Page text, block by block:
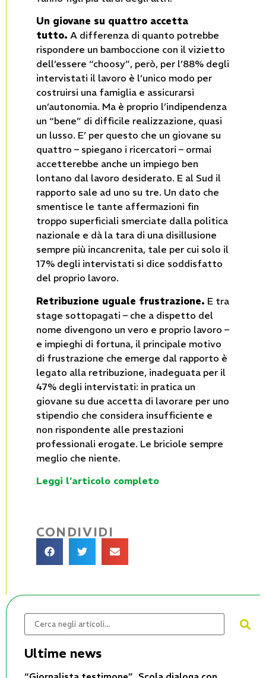
Un giovane su quattro accetta
tutto. A differenza di quanto potrebbe
rispondere un bamboccione con il vizietto
dell’essere “choosy”, però, per l’88% degli
intervistati il lavoro è l’unico modo per
costruirsi una famiglia e assicurarsi
un’autonomia. Ma è proprio l’indipendenza
un “bene” di difficile realizzazione, quasi
un lusso. E’ per questo che un giovane su
quattro – spiegano i ricercatori – ormai
accetterebbe anche un impiego ben
lontano dal lavoro desiderato. E al Sud il
rapporto sale ad uno su tre. Un dato che
smentisce le tante affermazioni fin
troppo superficiali smerciate dalla politica
nazionale e dà la tara di una disillusione
sempre più incancrenita, tale per cui solo il
17% degli intervistati si dice soddisfatto
del proprio lavoro.
Retribuzione uguale frustrazione. E tra
stage sottopagati – che a dispetto del
nome divengono un vero e proprio lavoro –
e impieghi di fortuna, il principale motivo
di frustrazione che emerge dal rapporto è
legato alla retribuzione, inadeguata per il
47% degli intervistati: in pratica un
giovane su due accetta di lavorare per uno
stipendio che considera insufficiente e
non rispondente alle prestazioni
professionali erogate. Le briciole sempre
meglio che niente.
Leggi l’articolo completo
CONDIVIDI
Ultime news